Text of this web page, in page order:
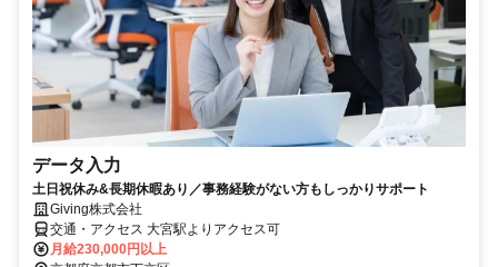
データ入力
土日祝休み&長期休暇あり／事務経験がない方もしっかりサポート
Giving株式会社
交通・アクセス 大宮駅よりアクセス可
月給230,000円以上